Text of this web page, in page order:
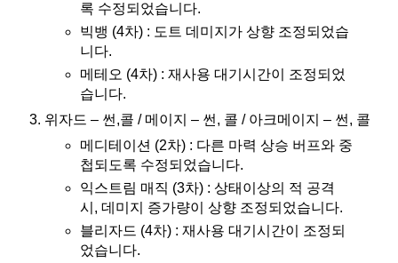
록 수정되었습니다.
빅뱅 (4차) : 도트 데미지가 상향 조정되었습
니다.
메테오 (4차) : 재사용 대기시간이 조정되었
습니다.
위자드 – 썬,콜 / 메이지 – 썬, 콜 / 아크메이지 – 썬, 콜
메디테이션 (2차) : 다른 마력 상승 버프와 중
첩되도록 수정되었습니다.
익스트림 매직 (3차) : 상태이상의 적 공격
시, 데미지 증가량이 상향 조정되었습니다.
블리자드 (4차) : 재사용 대기시간이 조정되
었습니다.